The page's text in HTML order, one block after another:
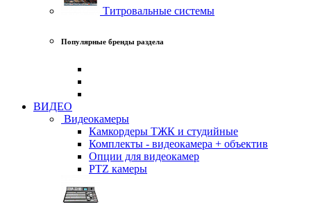
Титровальные системы
Популярные бренды раздела
ВИДЕО
Видеокамеры
Камкордеры ТЖК и студийные
Комплекты - видеокамера + объектив
Опции для видеокамер
PTZ камеры